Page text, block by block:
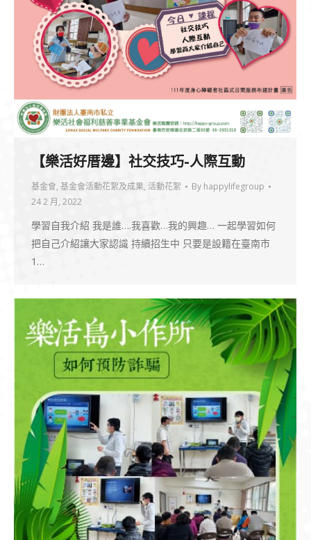
【樂活好厝邊】社交技巧-人際互動
基金會, 基金會活動花絮及成果, 活動花絮 By happylifegroup
24 2 月, 2022
學習自我介紹 我是誰….我喜歡…我的興趣… 一起學習如何
把自己介紹讓大家認識 持續招生中 只要是設籍在臺南市
1…